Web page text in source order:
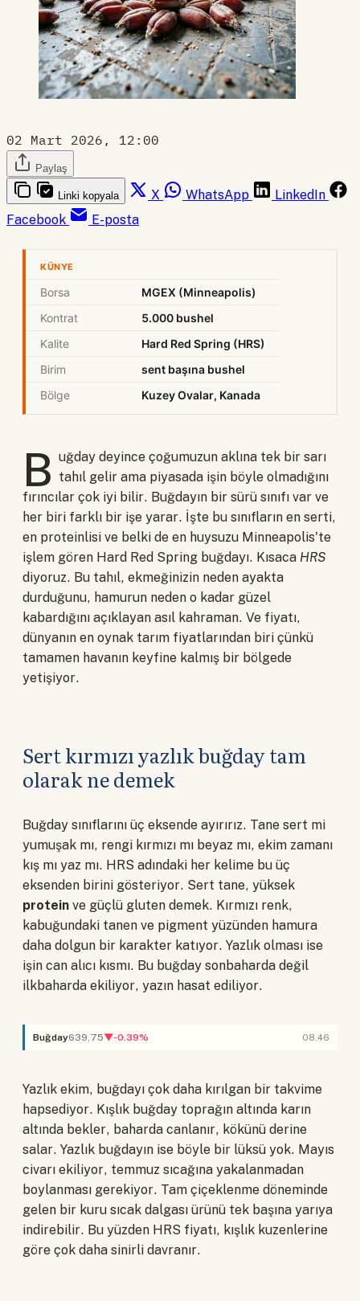
02 Mart 2026, 12:00
Paylaş
Linki kopyala X WhatsApp
LinkedIn
Facebook
E-posta
KÜNYE
Borsa
MGEX (Minneapolis)
Kontrat
5.000 bushel
Kalite
Hard Red Spring (HRS)
Birim
sent başına bushel
Bölge
Kuzey Ovalar, Kanada
B uğday deyince çoğumuzun aklına tek bir sarı
tahıl gelir ama piyasada işin böyle olmadığını
fırıncılar çok iyi bilir. Buğdayın bir sürü sınıfı var ve
her biri farklı bir işe yarar. İşte bu sınıfların en serti,
en proteinlisi ve belki de en huysuzu Minneapolis'te
işlem gören Hard Red Spring buğdayı. Kısaca HRS
diyoruz. Bu tahıl, ekmeğinizin neden ayakta
durduğunu, hamurun neden o kadar güzel
kabardığını açıklayan asıl kahraman. Ve fiyatı,
dünyanın en oynak tarım fiyatlarından biri çünkü
tamamen havanın keyfine kalmış bir bölgede
yetişiyor.
Sert kırmızı yazlık buğday tam
olarak ne demek
Buğday sınıflarını üç eksende ayırırız. Tane sert mi
yumuşak mı, rengi kırmızı mı beyaz mı, ekim zamanı
kış mı yaz mı. HRS adındaki her kelime bu üç
eksenden birini gösteriyor. Sert tane, yüksek
protein ve güçlü gluten demek. Kırmızı renk,
kabuğundaki tanen ve pigment yüzünden hamura
daha dolgun bir karakter katıyor. Yazlık olması ise
işin can alıcı kısmı. Bu buğday sonbaharda değil
ilkbaharda ekiliyor, yazın hasat ediliyor.
Buğday639,75▼-0.39% 08.46
Yazlık ekim, buğdayı çok daha kırılgan bir takvime
hapsediyor. Kışlık buğday toprağın altında karın
altında bekler, baharda canlanır, kökünü derine
salar. Yazlık buğdayın ise böyle bir lüksü yok. Mayıs
civarı ekiliyor, temmuz sıcağına yakalanmadan
boylanması gerekiyor. Tam çiçeklenme döneminde
gelen bir kuru sıcak dalgası ürünü tek başına yarıya
indirebilir. Bu yüzden HRS fiyatı, kışlık kuzenlerine
göre çok daha sinirli davranır.